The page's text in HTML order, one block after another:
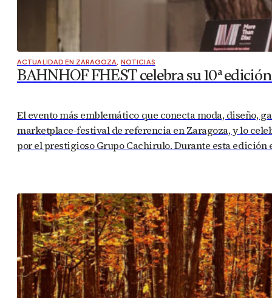
ACTUALIDAD EN ZARAGOZA, NOTICIAS
BAHNHOF FHEST celebra su 10ª
El evento más emblemático que conecta moda, diseño,
marketplace-festival de referencia en Zaragoza, y lo
por el prestigioso Grupo Cachirulo. Durante esta edición